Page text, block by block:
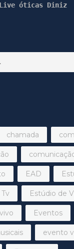
Live óticas Diniz
chamada
EAD
Estúdio de
Eventos
evento